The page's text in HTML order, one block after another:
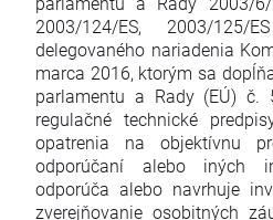
2003/124/ES, 2003/
delegovaného nariadenia
marca 2016, ktorým sa
parlamentu a Rady (EÚ)
regulačné technické
opatrenia na objektívnu
odporúčaní alebo iných
odporúča alebo navrhuje
zverejňovanie osobitných